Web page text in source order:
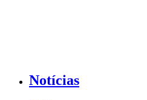
Notícias